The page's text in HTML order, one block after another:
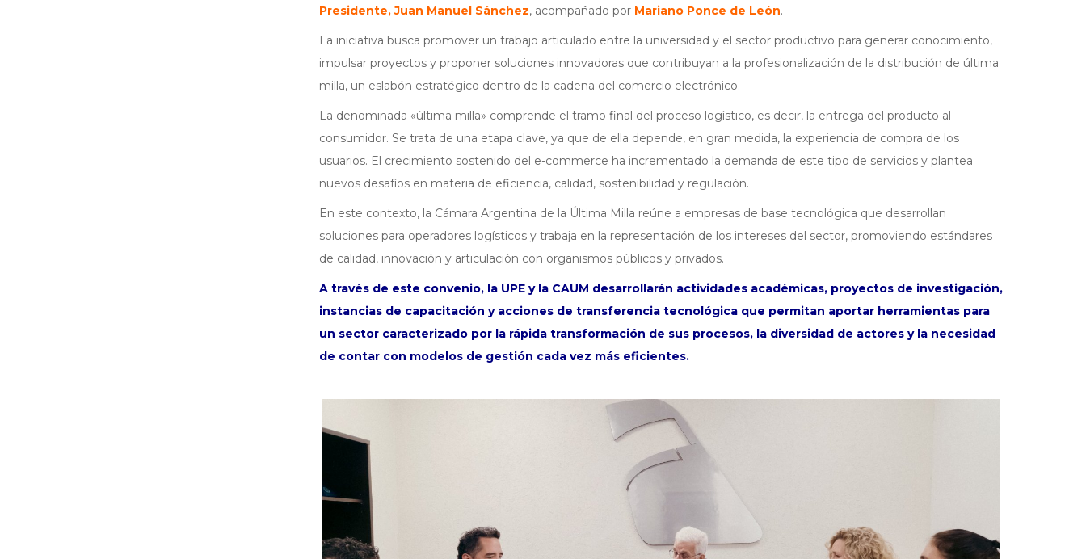
Presidente, Juan Manuel Sánchez, acompañado por Mariano Ponce de León.
La iniciativa busca promover un trabajo articulado entre la universidad y el sector productivo para generar conocimiento,
impulsar proyectos y proponer soluciones innovadoras que contribuyan a la profesionalización de la distribución de última
milla, un eslabón estratégico dentro de la cadena del comercio electrónico.
La denominada «última milla» comprende el tramo final del proceso logístico, es decir, la entrega del producto al
consumidor. Se trata de una etapa clave, ya que de ella depende, en gran medida, la experiencia de compra de los
usuarios. El crecimiento sostenido del e-commerce ha incrementado la demanda de este tipo de servicios y plantea
nuevos desafíos en materia de eficiencia, calidad, sostenibilidad y regulación.
En este contexto, la Cámara Argentina de la Última Milla reúne a empresas de base tecnológica que desarrollan
soluciones para operadores logísticos y trabaja en la representación de los intereses del sector, promoviendo estándares
de calidad, innovación y articulación con organismos públicos y privados.
A través de este convenio, la UPE y la CAUM desarrollarán actividades académicas, proyectos de investigación,
instancias de capacitación y acciones de transferencia tecnológica que permitan aportar herramientas para
un sector caracterizado por la rápida transformación de sus procesos, la diversidad de actores y la necesidad
de contar con modelos de gestión cada vez más eficientes.